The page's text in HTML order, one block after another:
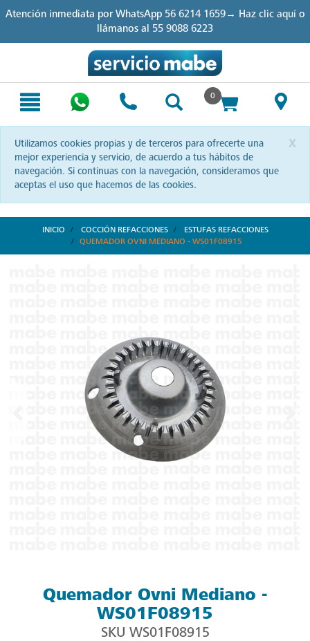
to
to
Atención inmediata por WhatsApp 56 6214 1659→ Haz clic aquío
llámanos al 55 9088 6223
0
x
Utilizamos cookies propias y de terceros para ofrecerte una
mejor experiencia y servicio, de acuerdo a tus hábitos de
navegación. Si continuas con la navegación, consideramos que
aceptas el uso que hacemos de las cookies.
INICIO COCCIÓN REFACCIONES
ESTUFAS REFACCIONES
QUEMADOR OVNI MEDIANO - WS01F08915
Quemador Ovni Mediano -
WS01F08915
SKU WS01F08915